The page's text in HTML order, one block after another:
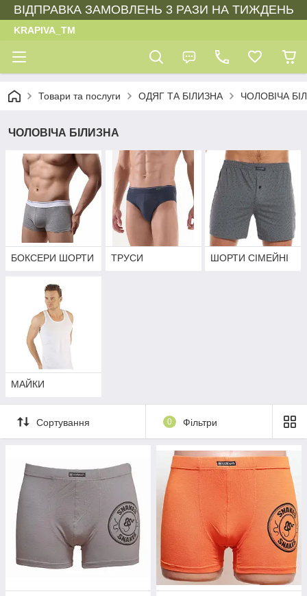
ВІДПРАВКА ЗАМОВЛЕНЬ 3 РАЗИ НА ТИЖДЕНЬ
KRAPIVA_TM
Товари та послуги ОДЯГ ТА БІЛИЗНА ЧОЛОВІЧА
ЧОЛОВІЧА БІЛИЗНА
БОКСЕРИ ШОРТИ ТРУСИ ШОРТИ СІМЕЙНІ
МАЙКИ
Сортування 0 Фільтри